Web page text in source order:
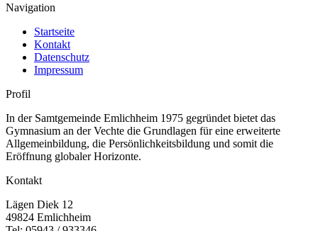
Navigation
Startseite
Kontakt
Datenschutz
Impressum
Profil
In der Samtgemeinde Emlichheim 1975 gegründet bietet das
Gymnasium an der Vechte die Grundlagen für eine erweiterte
Allgemeinbildung, die Persönlichkeitsbildung und somit die
Eröffnung globaler Horizonte.
Kontakt
Lägen Diek 12
49824 Emlichheim